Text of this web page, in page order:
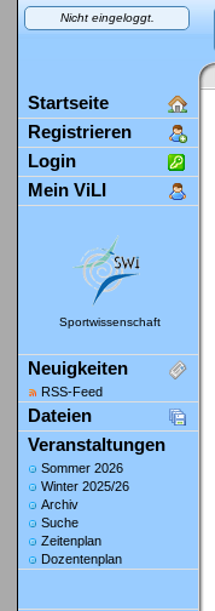
Nicht eingeloggt.
Startseite
Registrieren
Login
Mein ViLI
Sportwissenschaft
Neuigkeiten
RSS-Feed
Dateien
Veranstaltungen
Sommer 2026
Winter 2025/26
Archiv
Suche
Zeitenplan
Dozentenplan